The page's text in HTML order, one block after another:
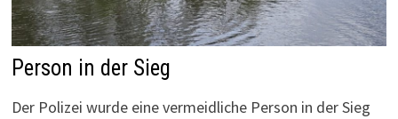
Person in der Sieg
Der Polizei wurde eine vermeidliche Person in der Sieg